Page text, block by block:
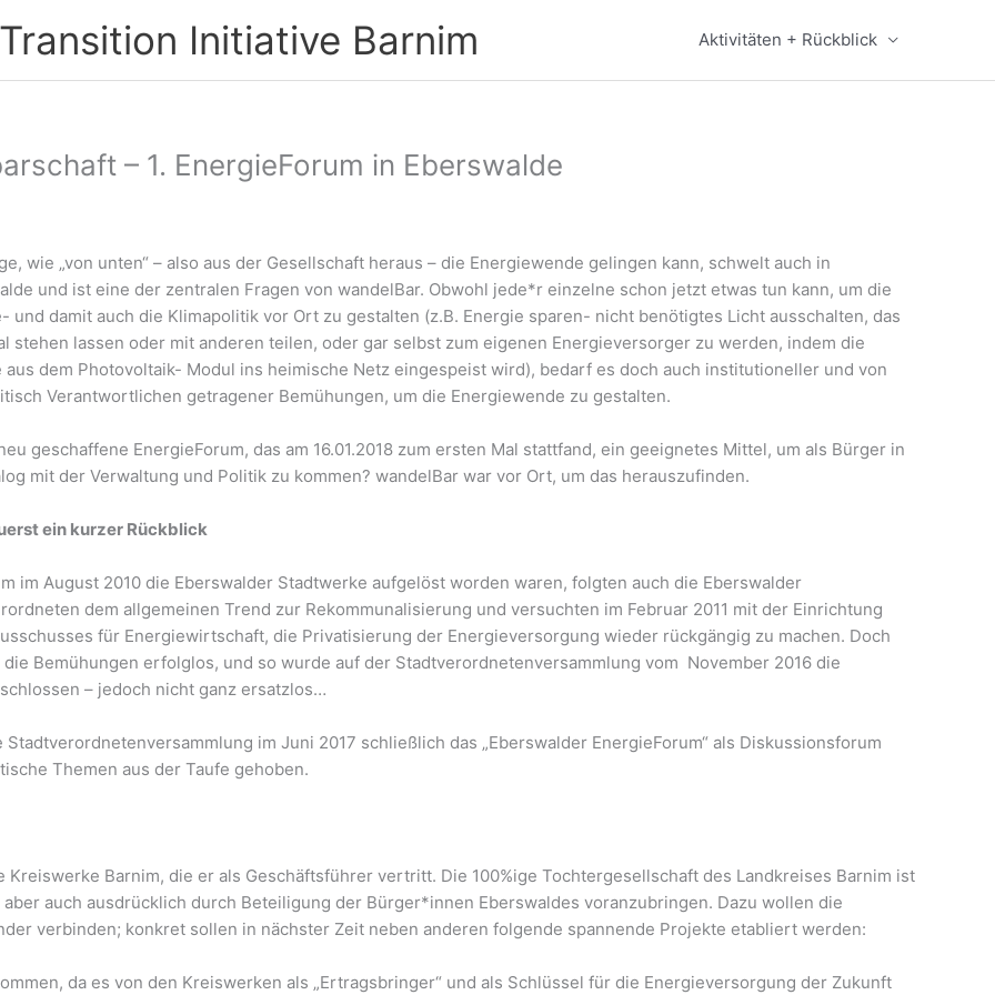
Initiative Barnim Aktivitäten + Rückblick
– 1. EnergieForum in Eberswalde
wie „von unten“ – also aus der Gesellschaft heraus – die Energiewende gelingen kann, schwelt auch in
und ist eine der zentralen Fragen von wandelBar. Obwohl jede*r einzelne schon jetzt etwas tun kann, um die
und damit auch die Klimapolitik vor Ort zu gestalten (z.B. Energie sparen- nicht benötigtes Licht ausschalten, das
stehen lassen oder mit anderen teilen, oder gar selbst zum eigenen Energieversorger zu werden, indem die
aus dem Photovoltaik- Modul ins heimische Netz eingespeist wird), bedarf es doch auch institutioneller und von
Verantwortlichen getragener Bemühungen, um die Energiewende zu gestalten.
geschaffene EnergieForum, das am 16.01.2018 zum ersten Mal stattfand, ein geeignetes Mittel, um als Bürger in
mit der Verwaltung und Politik zu kommen? wandelBar war vor Ort, um das herauszufinden.
ein kurzer Rückblick
im August 2010 die Eberswalder Stadtwerke aufgelöst worden waren, folgten auch die Eberswalder
dem allgemeinen Trend zur Rekommunalisierung und versuchten im Februar 2011 mit der Einrichtung
für Energiewirtschaft, die Privatisierung der Energieversorgung wieder rückgängig zu machen. Doch
Bemühungen erfolglos, und so wurde auf der Stadtverordnetenversammlung vom November 2016 die
– jedoch nicht ganz ersatzlos…
im Juni 2017 schließlich das „Eberswalder EnergieForum“ als Diskussionsforum
Themen aus der Taufe gehoben.
Kreiswerke Barnim, die er als Geschäftsführer vertritt. Die 100%ige Tochtergesellschaft des Landkreises Barnim ist
auch ausdrücklich durch Beteiligung der Bürger*innen Eberswaldes voranzubringen. Dazu wollen die
verbinden; konkret sollen in nächster Zeit neben anderen folgende spannende Projekte etabliert werden:
da es von den Kreiswerken als „Ertragsbringer“ und als Schlüssel für die Energieversorgung der Zukunft